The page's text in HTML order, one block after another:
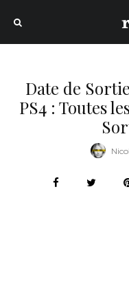
Date de
PS4 : Toutes